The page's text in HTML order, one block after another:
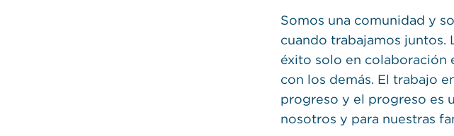
Somos una comunidad y
cuando trabajamos juntos.
éxito solo en colaboración
con los demás. El trabajo
progreso y el progreso es
nosotros y para nuestras